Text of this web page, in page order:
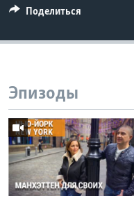
Поделиться
Эпизоды